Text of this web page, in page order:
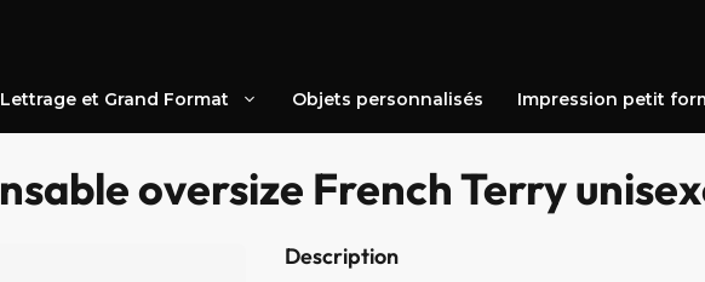
Lettrage et Grand Format Objets personnalisés Impression petit
oversize French Terry
Description